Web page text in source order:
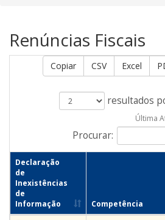
Renúncias Fiscais
Copiar CSV Excel
resultados
Procurar:
Última
Declaração
de
Inexistências
de
Informação
Competência